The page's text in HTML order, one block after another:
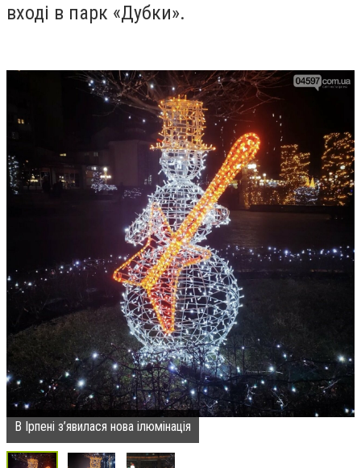
вході в парк «Дубки».
В Ірпені з’явилася нова ілюмінація